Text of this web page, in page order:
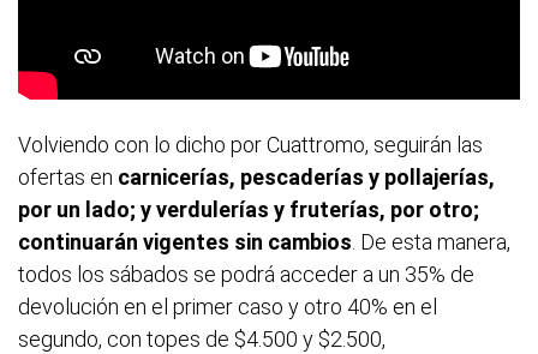
Volviendo con lo dicho por Cuattromo, seguirán las
ofertas en carnicerías, pescaderías y pollajerías,
por un lado; y verdulerías y fruterías, por otro;
continuarán vigentes sin cambios . De esta manera,
todos los sábados se podrá acceder a un 35% de
devolución en el primer caso y otro 40% en el
segundo, con topes de $4.500 y $2.500,